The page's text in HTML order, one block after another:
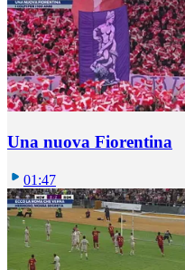
Una nuova Fiorentina
01:47